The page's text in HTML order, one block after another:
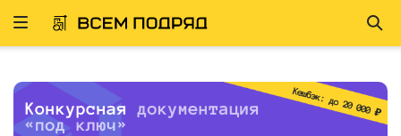
Развернуть